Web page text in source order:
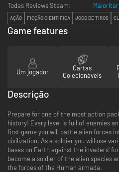
Todas Reviews Steam:
AÇÃO FICÇÃO CIENTÍFICA JOGO DE TIROS
Game features
Um jogador
Cartas
Colecionáveis
Descrição
Prepare for one of the most action
history! Every level is full of enemies
first game you will battle alien forces
civilization. As a soldier you will use
bases on Earth against the invaders'
become a soldier of the alien species
the forces of the Human armada.